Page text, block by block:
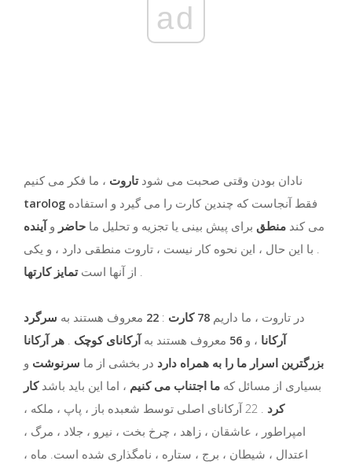
ad
نادان بودن وقتی صحبت می شودتاروت ، ما فکر می کنیم
tarolog
می کند منطق برای پیش بینی یا تجزیه و تحلیل ما حاضر وآینده
. با این حال ، این نحوه کار نیست ، تاروت منطقی دارد ، و یکی
از آنها استتمایز کارتها
در تاروت ، ما داریم 78 کارت :
22 معروف هستند به سرگرد
آرکانا ، و 56 معروف هستند بهآرکانای کوچک . هر آرکانا
بزرگترین اسرار ما را به همراه دارد در بخشی از ما سرنوشت و
بسیاری از مسائل که ما اجتناب می کنیم ، اما این باید باشدکار
کرد
. 22 آرکانای اصلی توسط شعبده باز ، پاپ ، ملکه ،
امپراطور ، عاشقان ، زاهد ، چرخ بخت ، نیرو ، جلاد ، مرگ ،
اعتدال ، شیطان ، برج ، ستاره ، نامگذاری شده است. ماه ،